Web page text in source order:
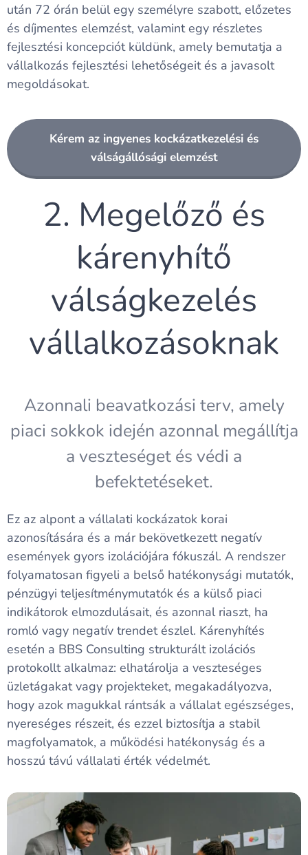
után 72 órán belül egy személyre szabott, előzetes
és díjmentes elemzést, valamint egy részletes
fejlesztési koncepciót küldünk, amely bemutatja a
vállalkozás fejlesztési lehetőségeit és a javasolt
megoldásokat.
Kérem az ingyenes kockázatkezelési és
válságállósági elemzést
2. Megelőző és
kárenyhítő
válságkezelés
vállalkozásoknak
Azonnali beavatkozási terv, amely
piaci sokkok idején azonnal megállítja
a veszteséget és védi a
befektetéseket.
Ez az alpont a vállalati kockázatok korai
azonosítására és a már bekövetkezett negatív
események gyors izolációjára fókuszál. A rendszer
folyamatosan figyeli a belső hatékonysági mutatók,
pénzügyi teljesítménymutatók és a külső piaci
indikátorok elmozdulásait, és azonnal riaszt, ha
romló vagy negatív trendet észlel. Kárenyhítés
esetén a BBS Consulting strukturált izolációs
protokollt alkalmaz: elhatárolja a veszteséges
üzletágakat vagy projekteket, megakadályozva,
hogy azok magukkal rántsák a vállalat egészséges,
nyereséges részeit, és ezzel biztosítja a stabil
magfolyamatok, a működési hatékonyság és a
hosszú távú vállalati érték védelmét.